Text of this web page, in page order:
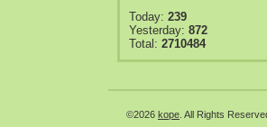
Today: 239
Yesterday: 872
Total: 2710484
©2026 kope . All Rights